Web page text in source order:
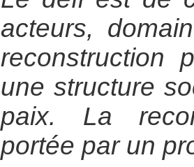
acteurs,
reconstruction
une structure
paix. La
portée par un